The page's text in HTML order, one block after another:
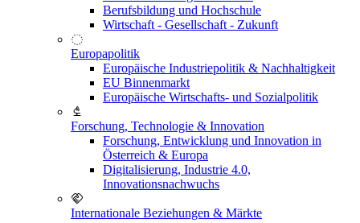
Berufsbildung und Hochschule
Wirtschaft - Gesellschaft - Zukunft
Europapolitik
Europäische Industriepolitik & Nachhaltigkeit
EU Binnenmarkt
Europäische Wirtschafts- und Sozialpolitik
Forschung, Technologie & Innovation
Forschung, Entwicklung und Innovation in
Österreich & Europa
Digitalisierung, Industrie 4.0,
Innovationsnachwuchs
Internationale Beziehungen & Märkte